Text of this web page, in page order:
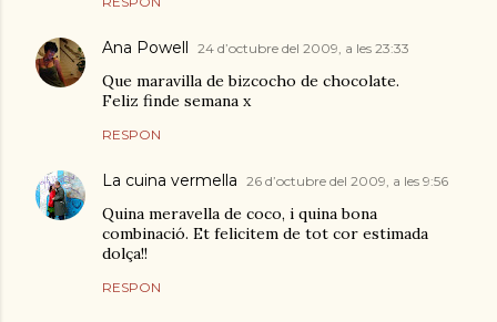
Ana Powell 24 d’octubre del 2009, a les 23:33
Que maravilla de bizcocho de chocolate.
Feliz finde semana x
RESPON
La cuina vermella 26 d’octubre del 2009, a les 9:56
Quina meravella de coco, i quina bona
combinació. Et felicitem de tot cor estimada
dolça!!
RESPON